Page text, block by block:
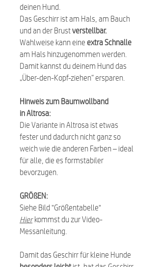
deinen Hund.
Das Geschirr ist am Hals, am Bauch
und an der Brustverstellbar.
Wahlweise kann eine extra Schnalle
am Hals hinzugenommen werden.
Damit kannst du deinem Hund das
„Über-den-Kopf-ziehen“ ersparen.
Hinweis zum Baumwollband
in Altrosa:
Die Variante in Altrosa ist etwas
fester und dadurch nicht ganz so
weich wie die anderen Farben – ideal
für alle, die es formstabiler
bevorzugen.
GRÖßEN:
Siehe Bild "Größentabelle"
Hierkommst du zur Video-
Messanleitung.
Damit das Geschirr für kleine Hunde